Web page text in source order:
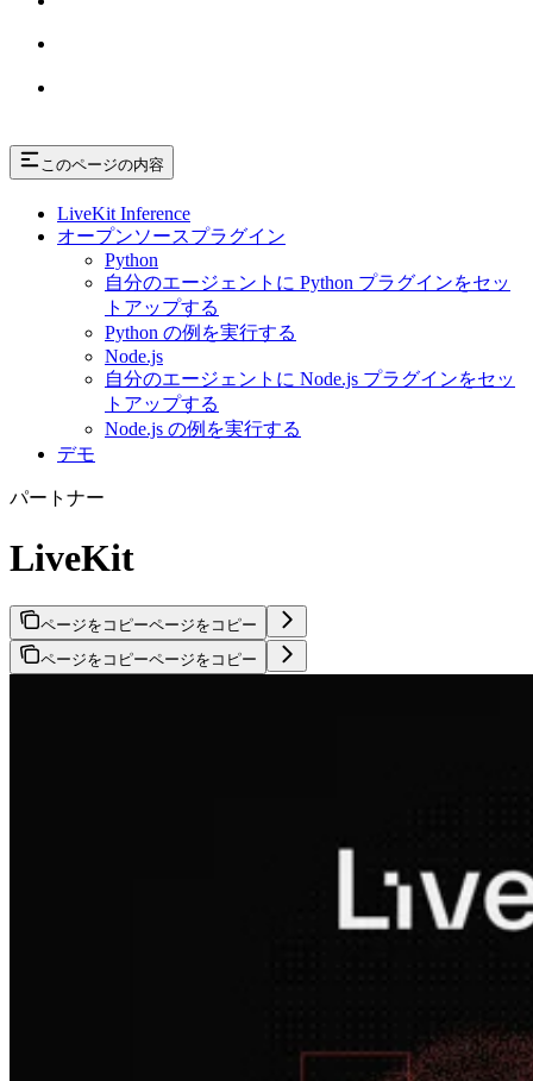
このページの内容
LiveKit Inference
オープンソースプラグイン
Python
自分のエージェントに Python プラグインをセッ
トアップする
Python の例を実行する
Node.js
自分のエージェントに Node.js プラグインをセッ
トアップする
Node.js の例を実行する
デモ
パートナー
LiveKit
ページをコピーページをコピー
ページをコピーページをコピー